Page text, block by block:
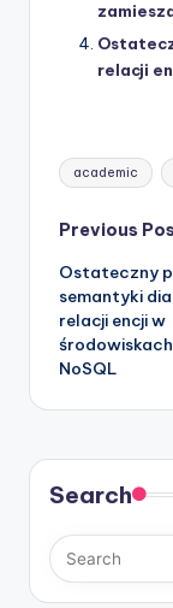
relacji
Tags:
academic
Post
Previous
Ostateczny
semantyki
relacji encji w
NoSQL
Search